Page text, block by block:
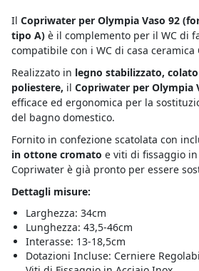
Il Copriwater per Olympia Vaso 92 (
tipo A) è il complemento per il WC di
compatibile con i WC di casa ceramica
Realizzato in legno stabilizzato,
poliestere, il Copriwater per Olympia
efficace ed ergonomica per la
del bagno domestico.
Fornito in confezione scatolata con
in ottone cromato e viti di fissaggio
Copriwater è già pronto per essere
Dettagli misure:
Larghezza: 34cm
Lunghezza: 43,5-46cm
Interasse: 13-18,5cm
Dotazioni Incluse: Cerniere